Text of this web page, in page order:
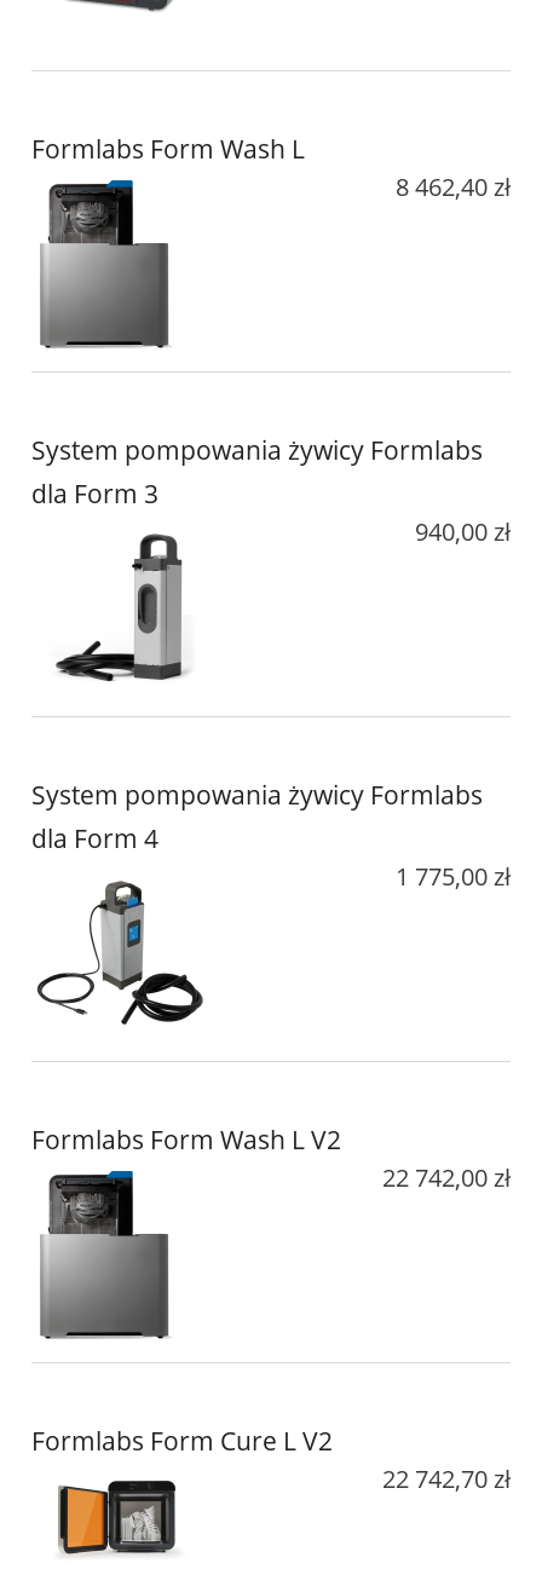
Formlabs Form Wash L
8 462,40 zł
System pompowania żywicy Formlabs
dla Form 3
940,00 zł
System pompowania żywicy Formlabs
dla Form 4
1 775,00 zł
Formlabs Form Wash L V2
22 742,00 zł
Formlabs Form Cure L V2
22 742,70 zł